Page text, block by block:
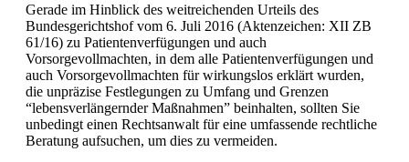
Gerade im Hinblick des weitreichenden Urteils des
Bundesgerichtshof vom 6. Juli 2016 (Aktenzeichen: XII ZB
61/16) zu Patientenverfügungen und auch
Vorsorgevollmachten, in dem alle Patientenverfügungen und
auch Vorsorgevollmachten für wirkungslos erklärt wurden,
die unpräzise Festlegungen zu Umfang und Grenzen
“lebensverlängernder Maßnahmen” beinhalten, sollten Sie
unbedingt einen Rechtsanwalt für eine umfassende rechtliche
Beratung aufsuchen, um dies zu vermeiden.